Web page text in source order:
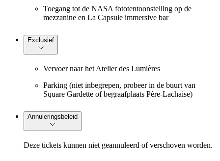
Toegang tot de NASA fototentoonstelling op de
mezzanine en La Capsule immersive bar
Exclusief
Vervoer naar het Atelier des Lumières
Parking (niet inbegrepen, probeer in de buurt van
Square Gardette of begraafplaats Père-Lachaise)
Annuleringsbeleid
Deze tickets kunnen niet geannuleerd of verschoven worden.